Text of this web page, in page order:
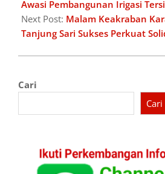
25
Awasi Pembangunan Irigasi
Next Post: Malam Keakraban
Tanjung Sari Sukses Perkuat
Cari
Cari